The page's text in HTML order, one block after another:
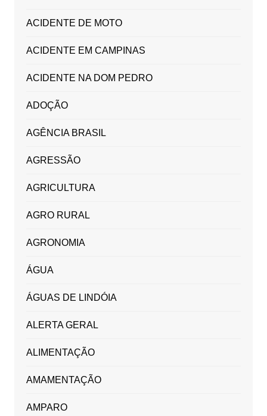
ACIDENTE DE MOTO
ACIDENTE EM CAMPINAS
ACIDENTE NA DOM PEDRO
ADOÇÃO
AGÊNCIA BRASIL
AGRESSÃO
AGRICULTURA
AGRO RURAL
AGRONOMIA
ÁGUA
ÁGUAS DE LINDÓIA
ALERTA GERAL
ALIMENTAÇÃO
AMAMENTAÇÃO
AMPARO